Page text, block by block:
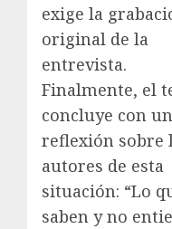
exige la
original de la
entrevista.
Finalmente, el
concluye con
reflexión sobre
autores de esta
situación: “Lo
saben y no